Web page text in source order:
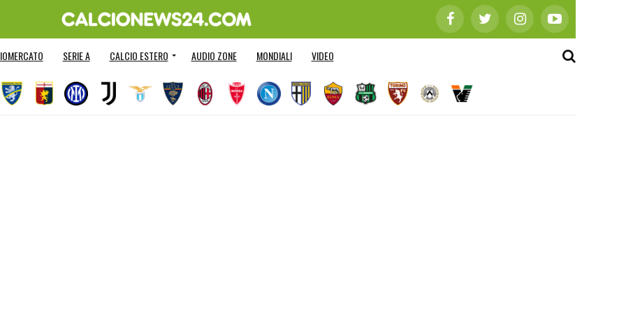
SERIE A CALCIO ESTERO AUDIO ZONE MONDIALI VIDEO